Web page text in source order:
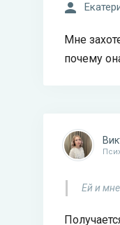
Мне
почему
Ей и мне